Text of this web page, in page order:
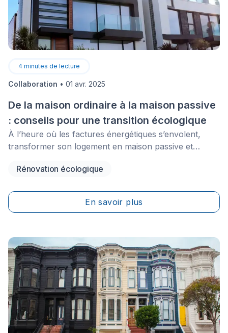
4 minutes de lecture
Collaboration • 01 avr. 2025
De la maison ordinaire à la maison passive
: conseils pour une transition écologique
À l’heure où les factures énergétiques s’envolent,
transformer son logement en maison passive et
guide !
Rénovation écologique
En savoir plus